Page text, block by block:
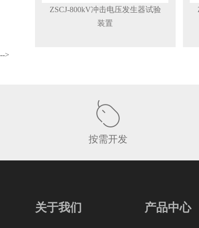
ZSCJ-800kV冲击电压发生器试验
装置
-->
按需开发
关于我们 产品中心